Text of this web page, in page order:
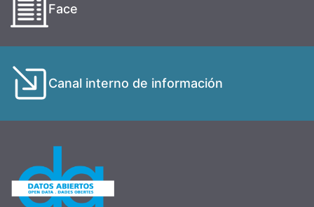
Face
Canal interno de información